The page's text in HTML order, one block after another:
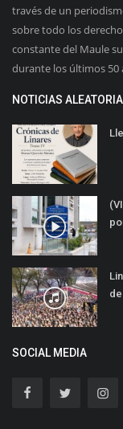
través de un
sobre todo los
constante del Maule
durante los últimos 50
NOTICIAS
SOCIAL MEDIA